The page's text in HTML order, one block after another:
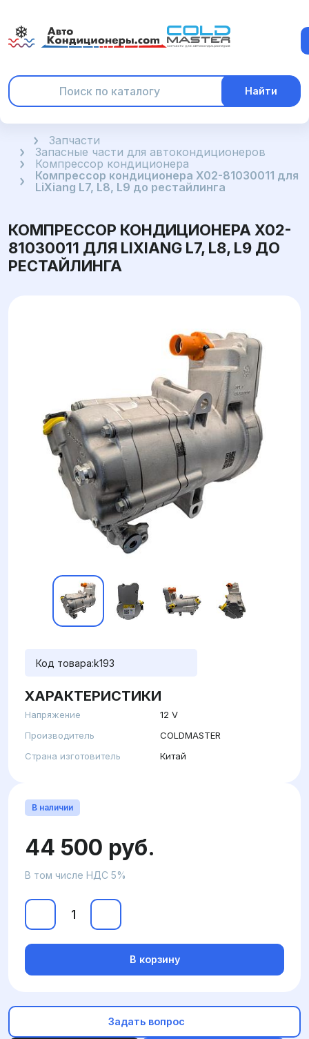
Найти
ГлавнаяЗапчасти
Запасные части для автокондиционеров
Компрессор кондиционера
Компрессор кондиционера X02-81030011 для
LiXiang L7, L8, L9 до рестайлинга
КОМПРЕССОР КОНДИЦИОНЕРА X02-
81030011 ДЛЯ LIXIANG L7, L8, L9 ДО
РЕСТАЙЛИНГА
Код товара:k193
ХАРАКТЕРИСТИКИ
Напряжение
12 V
Производитель
COLDMASTER
Страна изготовитель
Китай
В наличии
44 500 руб.
В том числе НДС 5%
В корзину
Задать вопрос